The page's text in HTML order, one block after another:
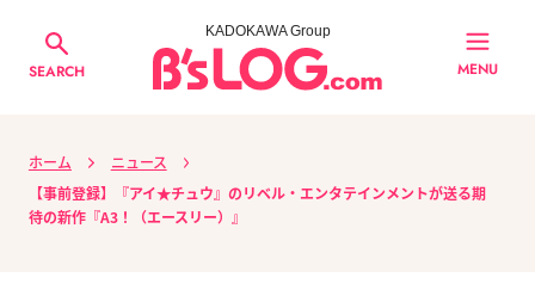
SEARCH
KADOKAWA Group
MENU
ホーム
ニュース
【事前登録】『アイ★チュウ』のリベル・エンタテインメントが送る期
待の新作『A3！（エースリー）』